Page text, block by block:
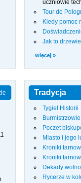
uczniowie
Tour de
Kiedy pomoc
Jak to
więcej »
Tradycja
Tygiel Historii
Poczet
Miasto i jego
Kroniki
Kroniki
Dekady
Rycerze w